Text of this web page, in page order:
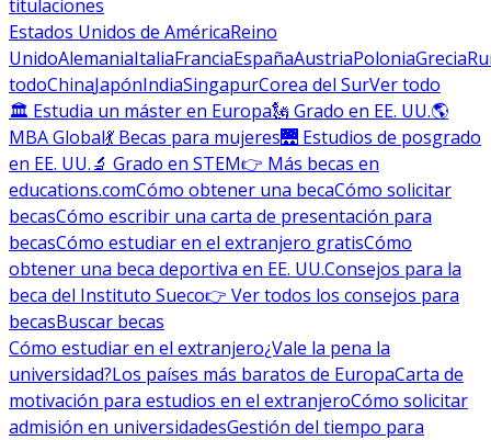
titulaciones
Estados Unidos de AméricaReino
UnidoAlemaniaItaliaFranciaEspañaAustriaPoloniaGrecia
todoChinaJapónIndiaSingapurCorea del SurVer todo
🏛 Estudia un máster en Europa🗽 Grado en EE. UU.🌎
MBA Global💃 Becas para mujeres🌉 Estudios de posgrado
en EE. UU.🔬 Grado en STEM👉 Más becas en
educations.comCómo obtener una becaCómo solicitar
becasCómo escribir una carta de presentación para
becasCómo estudiar en el extranjero gratisCómo
obtener una beca deportiva en EE. UU.Consejos para la
beca del Instituto Sueco👉 Ver todos los consejos para
becasBuscar becas
Cómo estudiar en el extranjero¿Vale la pena la
universidad?Los países más baratos de EuropaCarta de
motivación para estudios en el extranjeroCómo solicitar
admisión en universidadesGestión del tiempo para